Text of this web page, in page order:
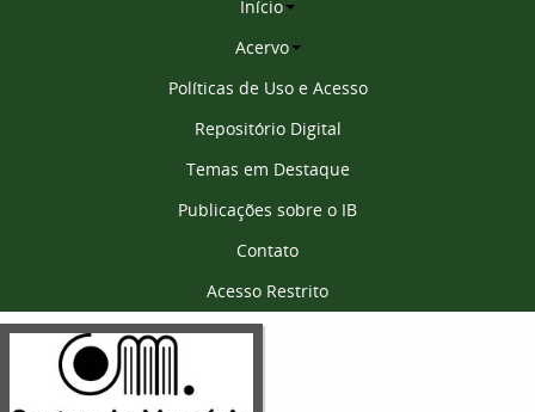
Início
Acervo
Políticas de Uso e Acesso
Repositório Digital
Temas em Destaque
Publicações sobre o IB
Contato
Acesso Restrito